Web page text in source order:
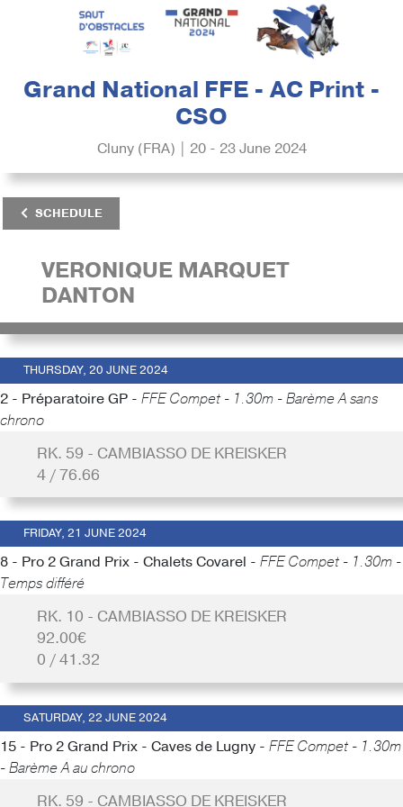
Grand National FFE - AC Print -
CSO
Cluny (FRA) | 20 - 23 June 2024
SCHEDULE
VERONIQUE MARQUET
DANTON
THURSDAY, 20 JUNE 2024
2 - Préparatoire GP - FFE Compet - 1.30m - Barème A sans
chrono
RK. 59 - CAMBIASSO DE KREISKER
4 / 76.66
FRIDAY, 21 JUNE 2024
8 - Pro 2 Grand Prix - Chalets Covarel - FFE Compet - 1.30m -
Temps différé
RK. 10 - CAMBIASSO DE KREISKER
92.00€
0 / 41.32
SATURDAY, 22 JUNE 2024
15 - Pro 2 Grand Prix - Caves de Lugny - FFE Compet - 1.30m
- Barème A au chrono
RK. 59 - CAMBIASSO DE KREISKER